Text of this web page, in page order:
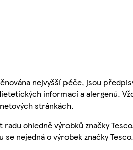
nejvyšší péče, jsou
informací a alergenů.
stránkách.
ohledně výrobků značky
nejedná o výrobek značky Tesco.